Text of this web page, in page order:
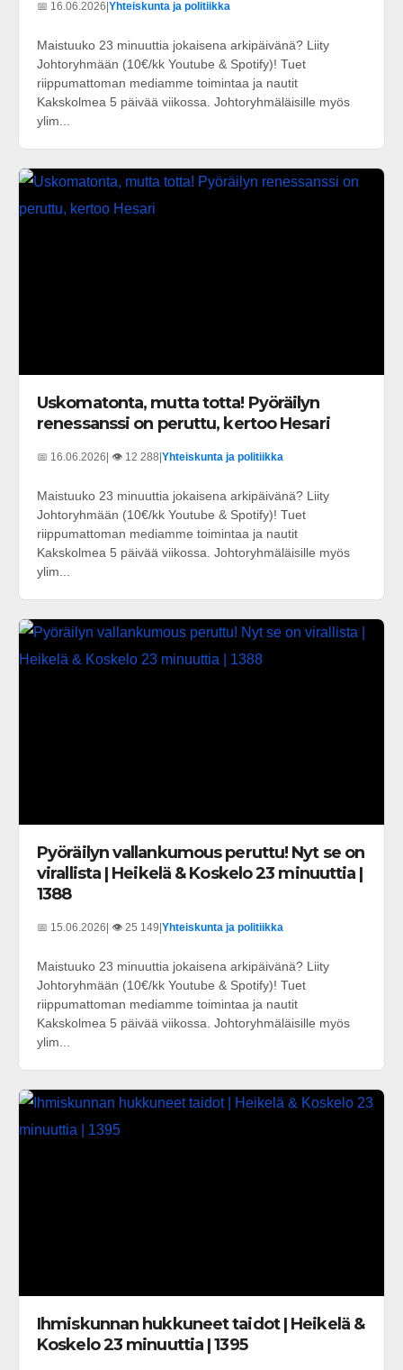
📅 16.06.2026 Yhteiskunta ja politiikka
Maistuuko 23 minuuttia jokaisena arkipäivänä? Liity
Johtoryhmään (10€/kk Youtube & Spotify)! Tuet
riippumattoman mediamme toimintaa ja nautit
Kakskolmea 5 päivää viikossa. Johtoryhmäläisille myös
ylim...
Uskomatonta, mutta totta! Pyöräilyn
renessanssi on peruttu, kertoo Hesari
📅 16.06.2026| 👁️ 12 288|Yhteiskunta ja politiikka
Maistuuko 23 minuuttia jokaisena arkipäivänä? Liity
Johtoryhmään (10€/kk Youtube & Spotify)! Tuet
riippumattoman mediamme toimintaa ja nautit
Kakskolmea 5 päivää viikossa. Johtoryhmäläisille myös
ylim...
Pyöräilyn vallankumous peruttu! Nyt se on
virallista | Heikelä & Koskelo 23 minuuttia |
1388
📅 15.06.2026 | 👁️ 25 149 Yhteiskunta ja politiikka
Maistuuko 23 minuuttia jokaisena arkipäivänä? Liity
Johtoryhmään (10€/kk Youtube & Spotify)! Tuet
riippumattoman mediamme toimintaa ja nautit
Kakskolmea 5 päivää viikossa. Johtoryhmäläisille myös
ylim...
Ihmiskunnan hukkuneet taidot | Heikelä &
Koskelo 23 minuuttia | 1395